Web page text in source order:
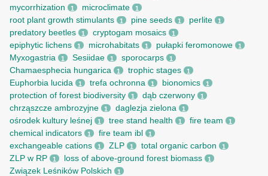
mycorrhization 1 microclimate 1
root рlant growth stimulants 1 pine seeds 1 perlite 1
predatory beetles 1 cryptogam mosaics 1
epiphytic lichens 1 microhabitats 1 pułapki feromonowe 1
Myxogastria 1 Sesiidae 1 sporocarps 1
Chamaesphecia hungarica 1 trophic stages 1
Euphorbia lucida 1 trefa ochronna 1 bionomics 1
protection of forest biodiversity 1 dąb czerwony 1
chrząszcze ambrozyjne 1 daglezja zielona 1
ośrodek kultury leśnej 1 tree stand health 1 fire team 1
chemical indicators 1 fire team ibl 1
exchangeable cations 1 ZLP 1 total organic carbon 1
ZLP w RP 1 loss of above-ground forest biomass 1
Związek Leśników Polskich 1